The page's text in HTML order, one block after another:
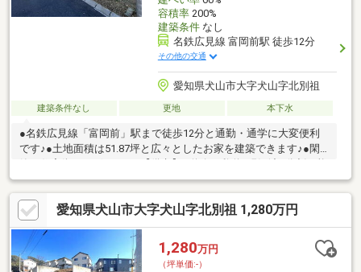
容積率200%
建築条件なし
名鉄広見線 富岡前駅 徒歩12分
その他の交通
愛知県犬山市大字犬山字北別祖
建築条件なし 更地 本下水
●名鉄広見線「富岡前」駅まで徒歩12分と通勤・通学に大変便利
です♪●土地面積は51.87坪と広々としたお家を建築できます♪●閑
※擁壁あり
愛知県犬山市大字犬山字北別祖 1,280万円
1,280万円
（坪単価:-）